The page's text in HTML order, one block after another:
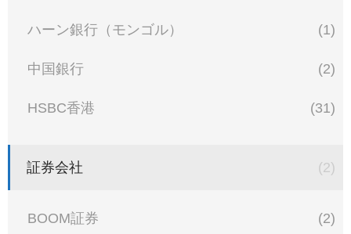
ハーン銀行（モンゴル） (1)
中国銀行 (2)
HSBC香港 (31)
証券会社 (2)
BOOM証券 (2)